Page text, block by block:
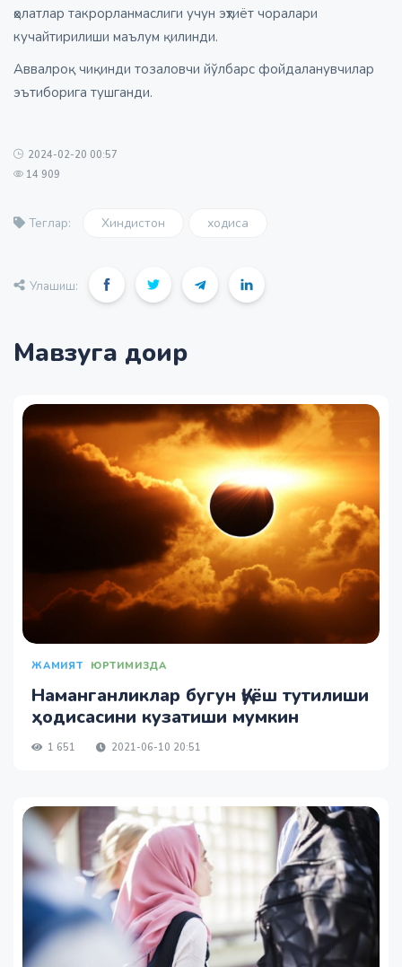
ҳолатлар такрорланмаслиги учун эҳтиёт чоралари
кучайтирилиши маълум қилинди.
Аввалроқ чиқинди тозаловчи йўлбарс фойдаланувчилар
эътиборига тушганди.
2024-02-20 00:57
14 909
Теглар: Хиндистон ходиса
Улашиш:
Мавзуга доир
ЖАМИЯТ ЮРТИМИЗДА
Наманганликлар бугун Қуёш тутилиши
ҳодисасини кузатиши мумкин
1 651 2021-06-10 20:51